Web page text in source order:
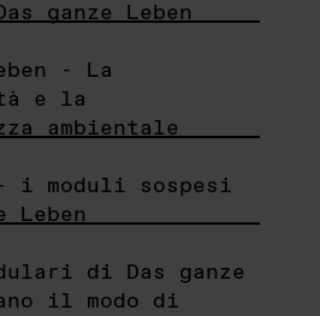
ganze Leben
- La
e la
ambientale
i moduli sospesi
Leben
di Das ganze
il modo di